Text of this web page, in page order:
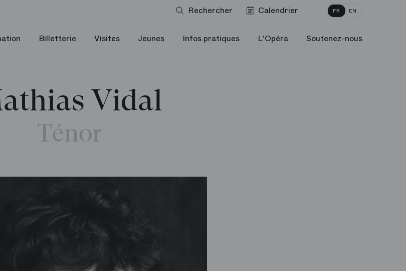
Rechercher Calendrier FR EN
Billetterie Visites Jeunes Infos pratiques L'Opéra Soutenez-nous
Vidal
Ténor